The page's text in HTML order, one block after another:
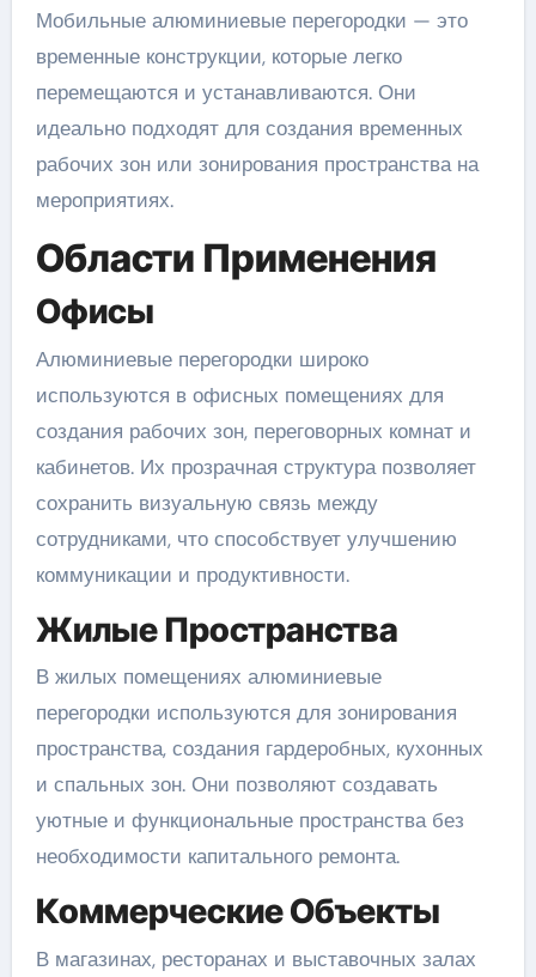
Мобильные алюминиевые перегородки — это
временные конструкции, которые легко
перемещаются и устанавливаются. Они
идеально подходят для создания временных
рабочих зон или зонирования пространства на
мероприятиях.
Области Применения
Офисы
Алюминиевые перегородки широко
используются в офисных помещениях для
создания рабочих зон, переговорных комнат и
кабинетов. Их прозрачная структура позволяет
сохранить визуальную связь между
сотрудниками, что способствует улучшению
коммуникации и продуктивности.
Жилые Пространства
В жилых помещениях алюминиевые
перегородки используются для зонирования
пространства, создания гардеробных, кухонных
и спальных зон. Они позволяют создавать
уютные и функциональные пространства без
необходимости капитального ремонта.
Коммерческие Объекты
В магазинах, ресторанах и выставочных залах